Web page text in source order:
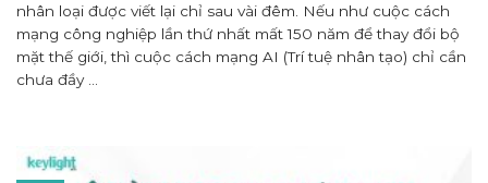
nhân loại được viết lại chỉ sau vài đêm. Nếu như cuộc cách
mạng công nghiệp lần thứ nhất mất 150 năm để thay đổi bộ
mặt thế giới, thì cuộc cách mạng AI (Trí tuệ nhân tạo) chỉ cần
chưa đầy ...